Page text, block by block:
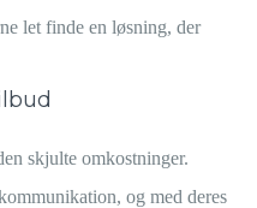
let finde en løsning, der
skjulte omkostninger.
og med deres